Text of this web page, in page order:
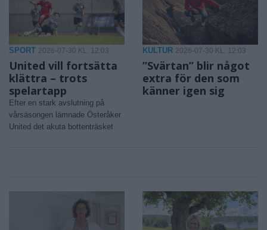
SPORT 2026-07-30 KL. 12:03
United vill fortsätta
klättra – trots
spelartapp
Efter en stark avslutning på
vårsäsongen lämnade Österåker
United det akuta bottenträsket
KULTUR 2026-07-30 KL. 12:03
”Svärtan” blir något
extra för den som
känner igen sig